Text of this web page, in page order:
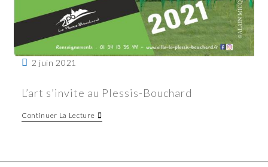
2 juin 2021
L’art s’invite au Plessis-Bouchard
Continuer La Lecture